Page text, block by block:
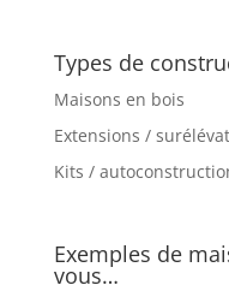
Types de
Maisons en bois
Extensions /
Kits /
Exemples de
vous…